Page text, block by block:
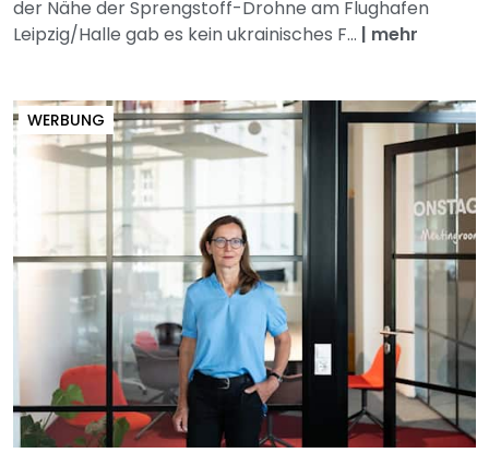
der Nähe der Sprengstoff-Drohne am Flughafen
Leipzig/Halle gab es kein ukrainisches F... | mehr
WERBUNG